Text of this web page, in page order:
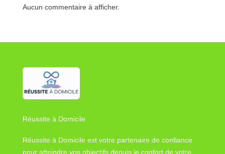
Aucun commentaire à afficher.
Réussite à Domicile
Réussite à Domicile est votre partenaire de confiance
pour atteindre vos objectifs depuis le confort de votre